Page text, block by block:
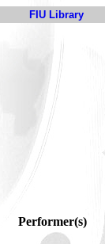
FIU Library
Performer(s)